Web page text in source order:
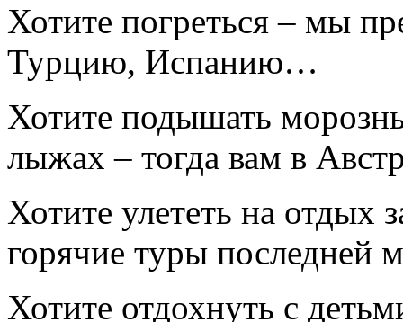
Хотите погреться – мы
Турцию, Испанию…
Хотите подышать
лыжах – тогда вам в
Хотите улететь на
горячие туры последней
Хотите отдохнуть с